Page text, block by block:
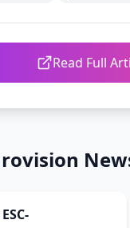
Read Full